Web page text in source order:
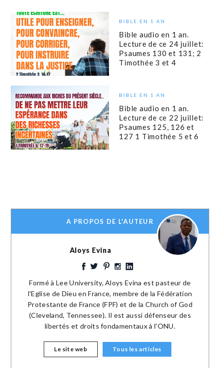
BIBLE EN 1 AN
Bible audio en 1 an.
Lecture de ce 24 juillet:
Psaumes 130 et 131; 2
Timothée 3 et 4
BIBLE EN 1 AN
Bible audio en 1 an.
Lecture de ce 22 juillet:
Psaumes 125, 126 et
127 1 Timothée 5 et 6
A PROPOS DE L'AUTEUR
Aloys Evina
Formé à Lee University, Aloys Evina est pasteur de
l'Eglise de Dieu en France, membre de la Fédération
Protestante de France (FPF) et de la Church of God
(Cleveland, Tennessee). Il est aussi défenseur des
libertés et droits fondamentaux à l'ONU.
Le site web Tous les articles